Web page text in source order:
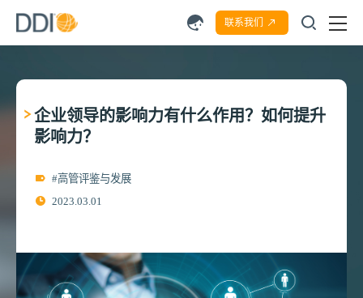
联系我们
企业领导的影响力有什么作用？如何提升
影响力？
#高管评鉴与发展
2023.03.01